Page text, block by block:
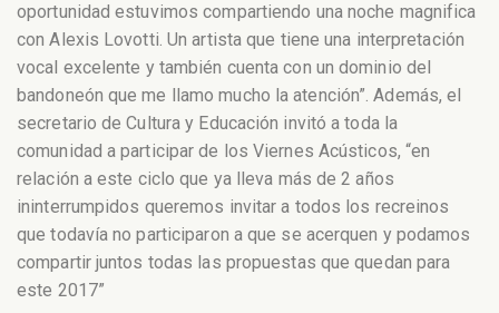
oportunidad estuvimos compartiendo una noche magnifica
con Alexis Lovotti. Un artista que tiene una interpretación
vocal excelente y también cuenta con un dominio del
bandoneón que me llamo mucho la atención”. Además, el
secretario de Cultura y Educación invitó a toda la
comunidad a participar de los Viernes Acústicos, “en
relación a este ciclo que ya lleva más de 2 años
ininterrumpidos queremos invitar a todos los recreinos
que todavía no participaron a que se acerquen y podamos
compartir juntos todas las propuestas que quedan para
este 2017”